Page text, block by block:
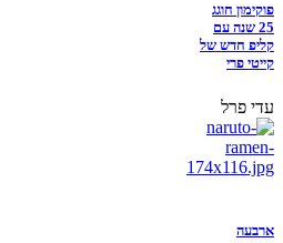
פוקימון חוגג
25 שנה עם
קליפ חדש של
קייטי פרי
עדי פרל
ארבעה